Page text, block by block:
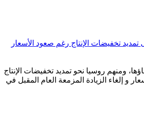
تخفيضات الإنتاج رغم صعود الأسعار
ومنهم روسيا نحو تمديد تخفيضات الإنتاج
و إلغاء الزيادة المزمعة العام المقبل في